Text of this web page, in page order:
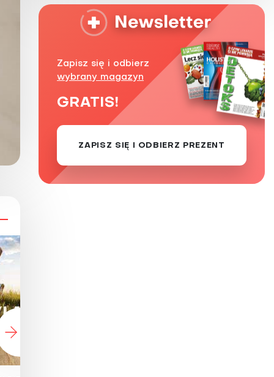
Zapisz się i odbierz
wybrany magazyn
GRATIS!
ZAPISZ SIĘ I ODBIERZ PREZENT